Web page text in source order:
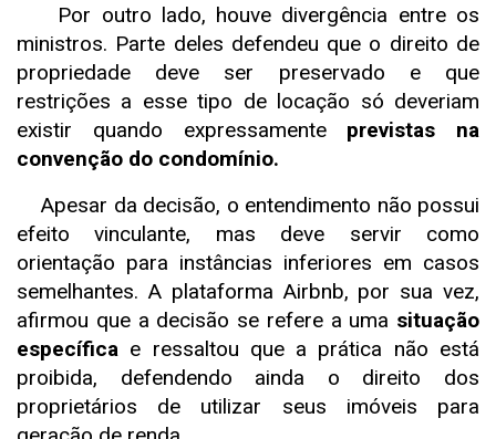
Por outro lado, houve divergência entre os
ministros. Parte deles defendeu que o direito de
propriedade deve ser preservado e que
restrições a esse tipo de locação só deveriam
existir quando expressamenteprevistas na
convenção do condomínio.
Apesar da decisão, o entendimento não possui
efeito vinculante, mas deve servir como
orientação para instâncias inferiores em casos
semelhantes. A plataforma Airbnb, por sua vez,
afirmou que a decisão se refere a uma situação
específica e ressaltou que a prática não está
proibida, defendendo ainda o direito dos
proprietários de utilizar seus imóveis para